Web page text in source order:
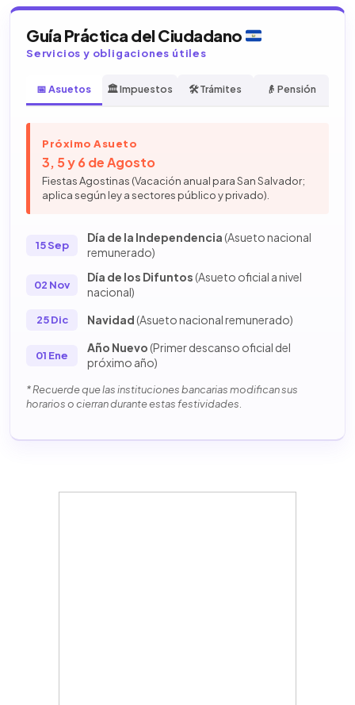
Guía Práctica del Ciudadano
Servicios y obligaciones útiles
📅 Asuetos 🏛️ Impuestos 🛠️ Trámites 👴 Pensión
Próximo Asueto
3, 5 y 6 de Agosto
Fiestas Agostinas (Vacación anual para San Salvador;
aplica según ley a sectores público y privado).
15 Sep
Día de la Independencia(Asueto nacional
remunerado)
02 Nov
Día de los Difuntos(Asueto oficial a nivel
nacional)
25 Dic Navidad(Asueto nacional remunerado)
01 Ene
Año Nuevo(Primer descanso oficial del
próximo año)
* Recuerde que las instituciones bancarias modifican sus
horarios o cierran durante estas festividades.